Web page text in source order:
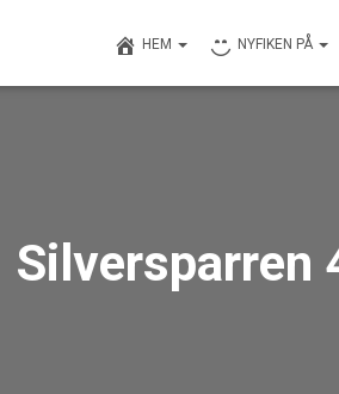
HEM NYFIKEN PÅ
Silversparren